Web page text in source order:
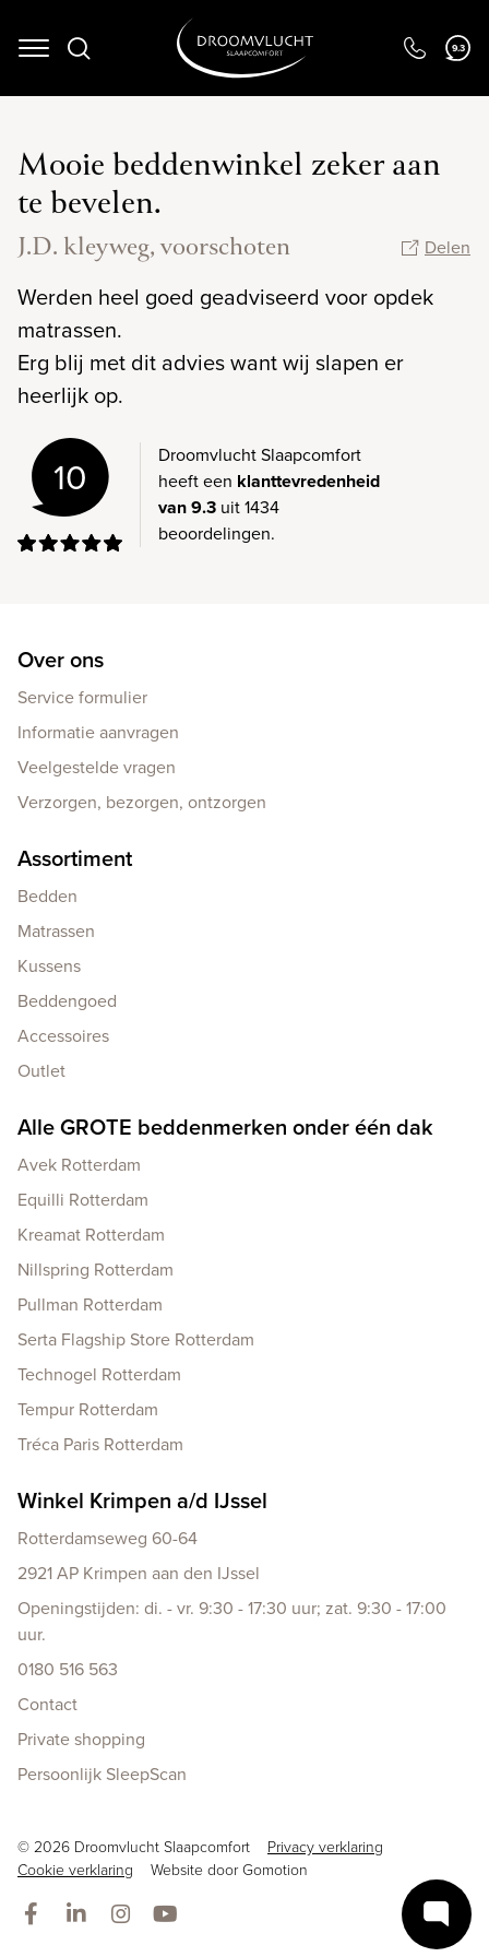
Navigation 9.3
Mooie beddenwinkel zeker aan
te bevelen.
J.D. kleyweg, voorschoten Delen
Werden heel goed geadviseerd voor opdek
matrassen.
Erg blij met dit advies want wij slapen er
heerlijk op.
10
Droomvlucht Slaapcomfort
heeft een klanttevredenheid
van 9.3 uit 1434
beoordelingen.
Over ons
Service formulier
Informatie aanvragen
Veelgestelde vragen
Verzorgen, bezorgen, ontzorgen
Assortiment
Bedden
Matrassen
Kussens
Beddengoed
Accessoires
Outlet
Alle GROTE beddenmerken onder één dak
Avek Rotterdam
Equilli Rotterdam
Kreamat Rotterdam
Nillspring Rotterdam
Pullman Rotterdam
Serta Flagship Store Rotterdam
Technogel Rotterdam
Tempur Rotterdam
Tréca Paris Rotterdam
Winkel Krimpen a/d IJssel
Rotterdamseweg 60-64
2921 AP Krimpen aan den IJssel
Openingstijden: di. - vr. 9:30 - 17:30 uur; zat. 9:30 - 17:00
uur.
0180 516 563
Contact
Private shopping
Persoonlijk SleepScan
Copyright navigation
© 2026 Droomvlucht Slaapcomfort
Privacy verklaring
Cookie verklaring
Website doorGomotion